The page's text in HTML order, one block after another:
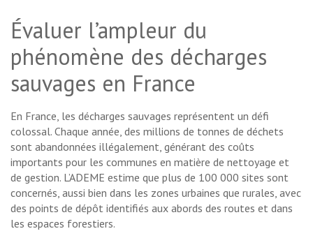
Évaluer l’ampleur du
phénomène des décharges
sauvages en France
En France, les décharges sauvages représentent un défi
colossal. Chaque année, des millions de tonnes de déchets
sont abandonnées illégalement, générant des coûts
importants pour les communes en matière de nettoyage et
de gestion. L’ADEME estime que plus de 100 000 sites sont
concernés, aussi bien dans les zones urbaines que rurales, avec
des points de dépôt identifiés aux abords des routes et dans
les espaces forestiers.